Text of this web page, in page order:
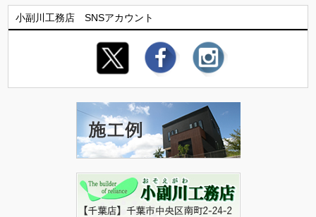
小副川工務店 SNSアカウント